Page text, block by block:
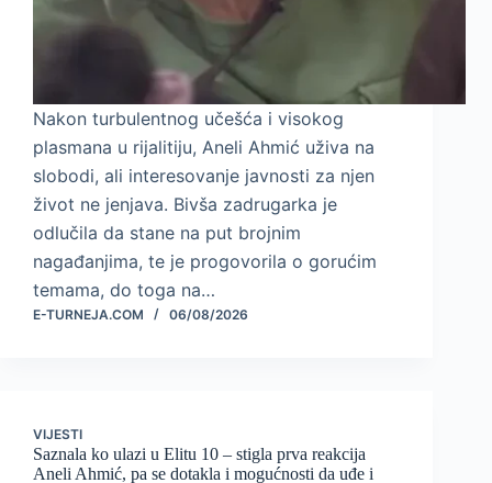
Nakon turbulentnog učešća i visokog
plasmana u rijalitiju, Aneli Ahmić uživa na
slobodi, ali interesovanje javnosti za njen
život ne jenjava. Bivša zadrugarka je
odlučila da stane na put brojnim
nagađanjima, te je progovorila o gorućim
temama, do toga na…
E-TURNEJA.COM 06/08/2026
VIJESTI
Saznala ko ulazi u Elitu 10 – stigla prva reakcija
Aneli Ahmić, pa se dotakla i mogućnosti da uđe i